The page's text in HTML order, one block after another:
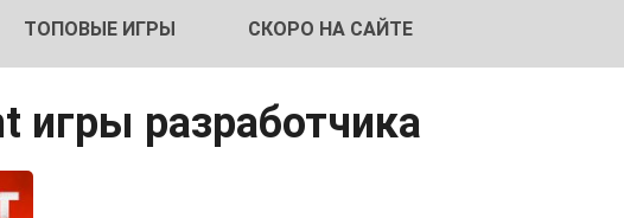
ТОПОВЫЕ ИГРЫ СКОРО НА САЙТЕ
игры разработчика